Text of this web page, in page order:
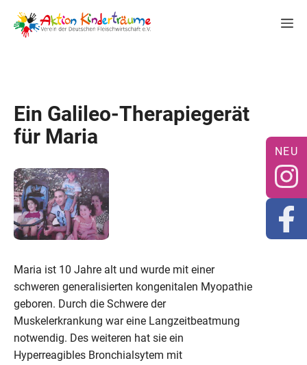
Inhalt
springen
Ein Galileo-Therapiegerät
für Maria
Maria ist 10 Jahre alt und wurde mit einer
schweren generalisierten kongenitalen Myopathie
geboren. Durch die Schwere der
Muskelerkrankung war eine Langzeitbeatmung
notwendig. Des weiteren hat sie ein
Hyperreagibles Bronchialsytem mit